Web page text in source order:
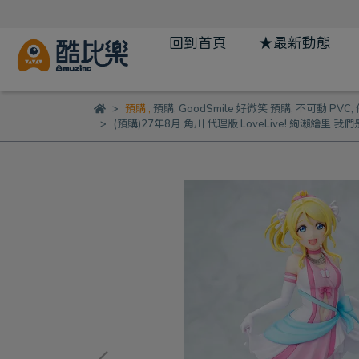
回到首頁 ★最新動態
預購, 預購, GoodSmile 好微笑 預購, 不可動 PVC,
(預購)27年8月 角川 代理版 LoveLive! 絢瀨繪里 我